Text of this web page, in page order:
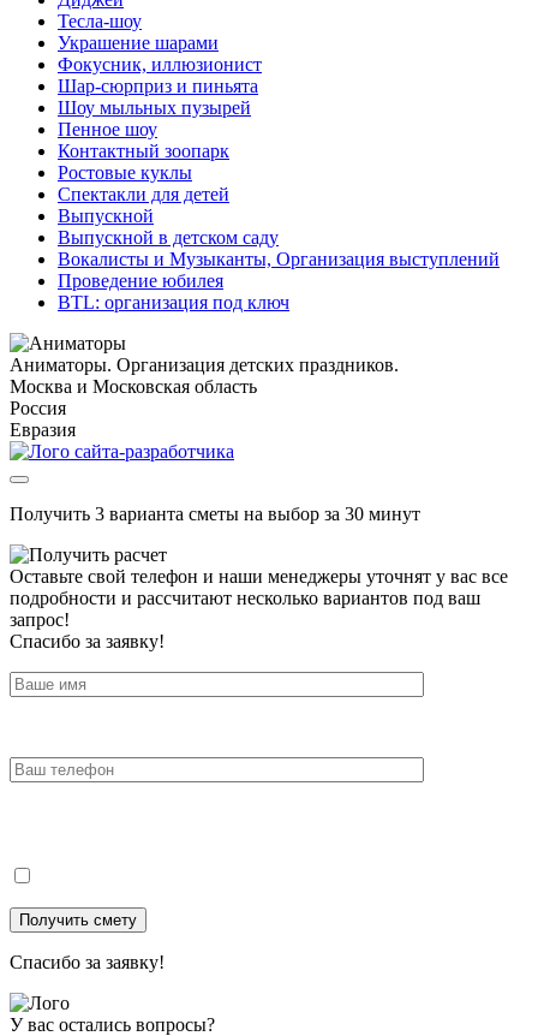
Тесла-шоу
Украшение шарами
Фокусник, иллюзионист
Шар-сюрприз и пиньята
Шоу мыльных пузырей
Пенное шоу
Контактный зоопарк
Ростовые куклы
Спектакли для детей
Выпускной
Выпускной в детском саду
Вокалисты и Музыканты, Организация выступлений
Проведение юбилея
BTL: организация под ключ
Аниматоры. Организация детских праздников.
Москва и Московская область
Россия
Евразия
Получить 3 варианта сметы на выбор за 30 минут
Оставьте свой телефон и наши менеджеры уточнят у вас все
подробности и рассчитают несколько вариантов под ваш
запрос!
Спасибо за заявку!
Спасибо за заявку!
У вас остались вопросы?